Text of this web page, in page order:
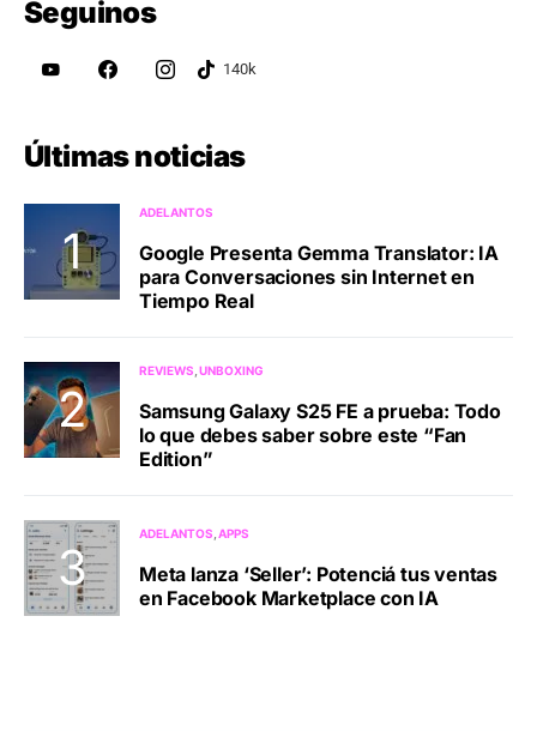
Seguinos
Últimas noticias
ADELANTOS
Google Presenta Gemma Translator: IA
para Conversaciones sin Internet en
Tiempo Real
REVIEWS UNBOXING
Samsung Galaxy S25 FE a prueba: Todo
lo que debes saber sobre este “Fan
Edition”
ADELANTOS APPS
Meta lanza ‘Seller’: Potenciá tus ventas
en Facebook Marketplace con IA